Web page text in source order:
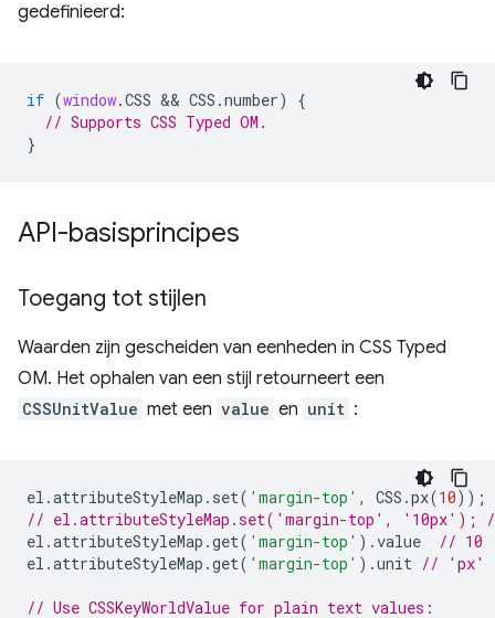
gedefinieerd:
if (window.CSS && CSS .number)
{
// Supports CSS Typed OM.
}
API-basisprincipes
Toegang tot stijlen
Waarden zijn gescheiden van eenheden in CSS Typed
OM. Het ophalen van een stijl retourneert een
CSSUnitValue met een value en unit :
el .attributeStyleMap . set( 'margin-top' , CSS .px(10));
// el.attributeStyleMap.set('margin-top', '10px');
el .attributeStyleMap .get( 'margin-top' ).value
// 10
el .attributeStyleMap .get( 'margin-top' ).unit // 'px'
// Use CSSKeyWorldValue for plain text values: